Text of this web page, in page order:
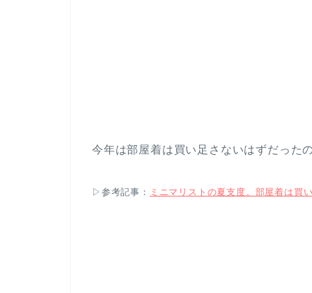
今年は部屋着は買い足さないはずだった
▷参考記事： ミニマリストの夏支度。部屋着は買